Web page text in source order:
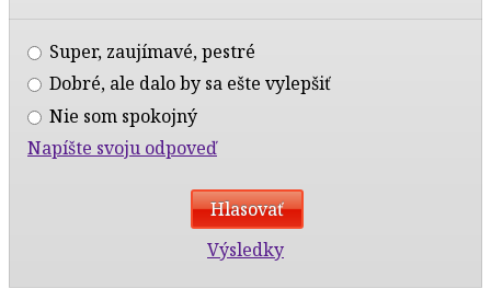
Super, zaujímavé, pestré
Dobré, ale dalo by sa ešte vylepšiť
Nie som spokojný
Napíšte svoju odpoveď
Výsledky